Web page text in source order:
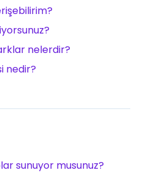
nelerdir?
nedir?
sunuyor musunuz?